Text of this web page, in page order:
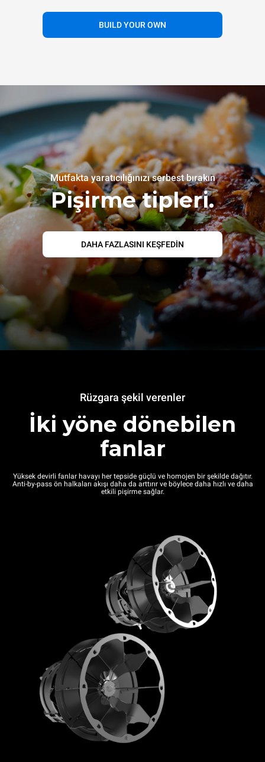
BUILD YOUR OWN
Mutfakta yaratıcılığınızı serbest bırakın
Pişirme tipleri.
DAHA FAZLASINI KEŞFEDİN
Rüzgara şekil verenler
İki yöne dönebilen
fanlar
Yüksek devirli fanlar havayı her tepside güçlü ve homojen bir şekilde dağıtır.
Anti-by-pass ön halkaları akışı daha da arttırır ve böylece daha hızlı ve daha
etkili pişirme sağlar.